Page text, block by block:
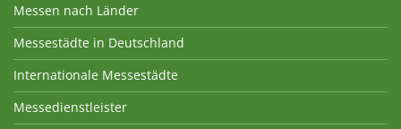
Messen nach Länder
Messestädte in Deutschland
Internationale Messestädte
Messedienstleister